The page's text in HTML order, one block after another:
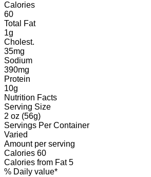
Calories
60
Total Fat
1g
Cholest.
35mg
Sodium
390mg
Protein
10g
Nutrition Facts
Serving Size
2 oz (56g)
Servings Per Container
Varied
Amount per serving
Calories 60
Calories from Fat5
% Daily value*